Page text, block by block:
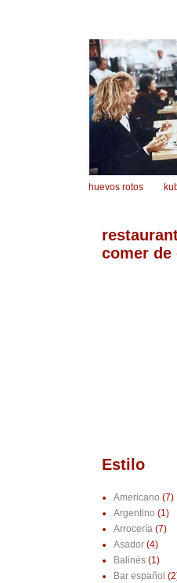
huevos rotos
comer de
Estilo
Americano (7)
Argentino (1)
Arrocería (7)
Asador (4)
Balinés (1)
Bar español